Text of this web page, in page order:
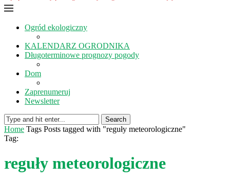
Ogród ekologiczny
KALENDARZ OGRODNIKA
Długoterminowe prognozy pogody
Dom
Zaprenumeruj
Newsletter
Search
Home Tags Posts tagged with "reguły meteorologiczne"
Tag:
reguły meteorologiczne